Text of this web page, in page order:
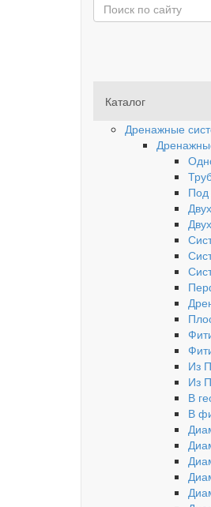
Каталог
Дренажные
Под
Из
Из
В
В